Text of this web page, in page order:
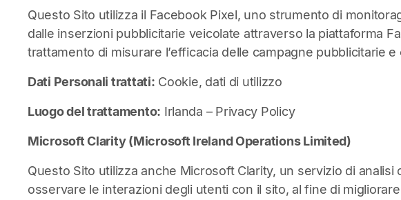
Questo Sito utilizza il Facebook Pixel, uno strumento di
dalle inserzioni pubblicitarie veicolate attraverso la piattaforma
trattamento di misurare l’efficacia delle campagne pubblicitarie
Dati Personali trattati: Cookie, dati di utilizzo
Luogo del trattamento: Irlanda – Privacy Policy
Microsoft Clarity (Microsoft Ireland Operations Limited)
Questo Sito utilizza anche Microsoft Clarity, un servizio di
osservare le interazioni degli utenti con il sito, al fine di